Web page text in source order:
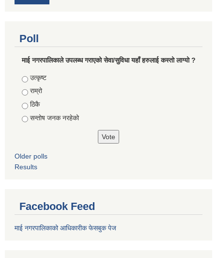
Poll
माई नगरपालिकाले उपलब्ध गराएको सेवा/सुविधा यहाँ हरुलाई कस्तो लाग्यो ?
Choices
उत्कृष्ट
राम्रो
ठिकै
सन्तोष जनक नरहेको
Older polls
Results
Facebook Feed
माई नगरपालिकाको आधिकारीक फेसबुक पेज